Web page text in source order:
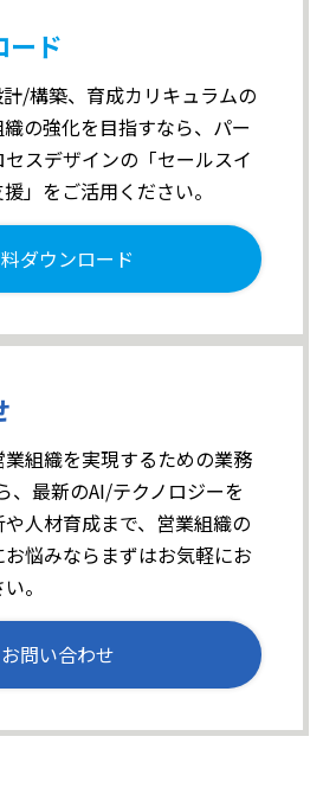
ード
/構築、育成カリキュラムの
の強化を目指すなら、パー
スデザインの「セールスイ
」をご活用ください。
ダウンロード
組織を実現するための業務
、最新のAI/テクノロジーを
人材育成まで、営業組織の
お悩みならまずはお気軽にお
。
お問い合わせ